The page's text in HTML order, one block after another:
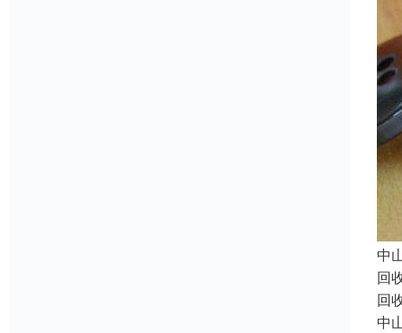
中
回
回
中